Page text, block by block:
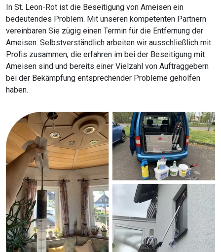
In St. Leon-Rot ist die Beseitigung von Ameisen ein
bedeutendes Problem. Mit unseren kompetenten Partnern
vereinbaren Sie zügig einen Termin für die Entfernung der
Ameisen. Selbstverständlich arbeiten wir ausschließlich mit
Profis zusammen, die erfahren im bei der Beseitigung mit
Ameisen sind und bereits einer Vielzahl von Auftraggebern
bei der Bekämpfung entsprechender Probleme geholfen
haben.